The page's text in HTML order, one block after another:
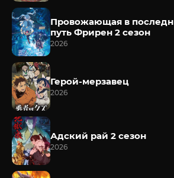
Провожающая в
путь Фрирен 2 сезон
2026
Герой-мерзавец
2026
Адский рай 2 сезон
2026